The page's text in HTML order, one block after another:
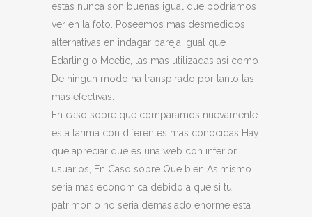
estas nunca son buenas igual que podriamos
ver en la foto. Poseemos mas desmedidos
alternativas en indagar pareja igual que
Edarling o Meetic, las mas utilizadas asi como
De ningun modo ha transpirado por tanto las
mas efectivas:
En caso sobre que comparamos nuevamente
esta tarima con diferentes mas conocidas Hay
que apreciar que es una web con inferior
usuarios, En Caso sobre Que bien Asimismo
seria mas economica debido a que si tu
patrimonio no seria demasiado enorme esta